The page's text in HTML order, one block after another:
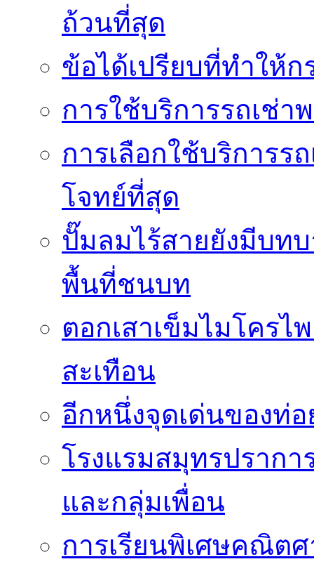
ถ้วนที่สุด
ข้อได้เปรียบที่ทำให้ก
การใช้บริการรถเช่
การเลือกใช้บริการร
โจทย์ที่สุด
ปั๊มลมไร้สายยังมีบท
พื้นที่ชนบท
ตอกเสาเข็มไมโคร
สะเทือน
อีกหนึ่งจุดเด่นของท่
โรงแรมสมุทรปราก
และกลุ่มเพื่อน
การเรียนพิเศษคณิต